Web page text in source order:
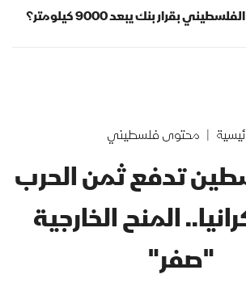
بقرار بنك يبعد 9000 كيلومتر؟
محتوى فلسطيني
تدفع ثمن الحرب
المنح الخارجية
"صفر"